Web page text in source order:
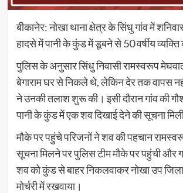
बीकानेर: नोखा थाना क्षेत्र के सिंधु गांव में
हादसे में पानी के कुंड में डूबने से 50 वर्षीय व्यक्ति
पुलिस के अनुसार सिंधु निवासी रामस्वरूप
बेगाराम घर से निकले थे, लेकिन देर तक वापस
ने उनकी तलाश शुरू की। इसी दौरान गांव की
पानी के कुंड में एक शव दिखाई देने की सूचना
मौके पर पहुंचे परिजनों ने शव की पहचान
सूचना मिलने पर पुलिस टीम मौके पर पहुंची और
शव को कुंड से बाहर निकलवाकर नोखा उप
मोर्चरी में रखवाया।